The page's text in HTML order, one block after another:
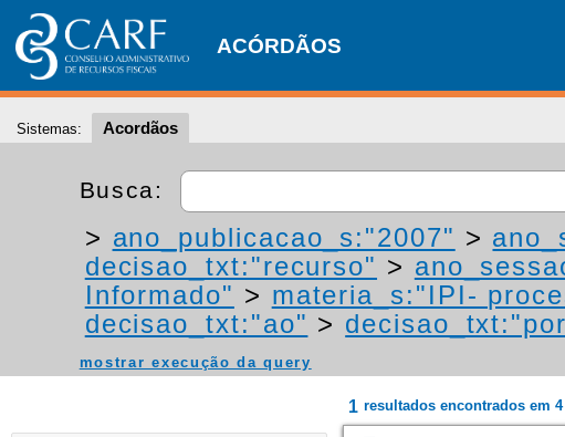
ACÓRDÃOS
Sistemas: Acordãos
Busca:
> ano_publicacao_s:"2007" >
decisao_txt:"recurso" >
Informado" > materia_s:"IPI-
decisao_txt:"ao" >
mostrar execução da query
1 resultados encontrados em